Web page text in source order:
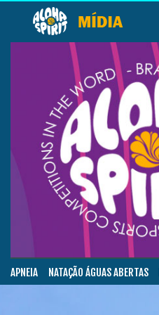
APNEIA NATAÇÃO ÁGUAS ABERTAS